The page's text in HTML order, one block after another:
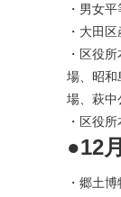
・男女
・大田
・区役
場、昭和
場、萩中
・区役
●12
・郷土